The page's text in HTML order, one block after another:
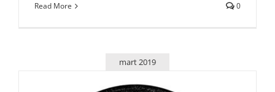
Read More 0
mart 2019